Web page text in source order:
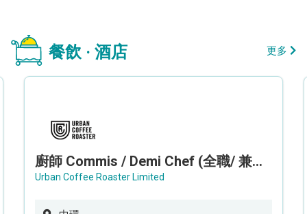
餐飲 · 酒店 更多
廚師 Commis / Demi Chef (全職/ 兼職) (工作地點:中環)
Urban Coffee Roaster Limited